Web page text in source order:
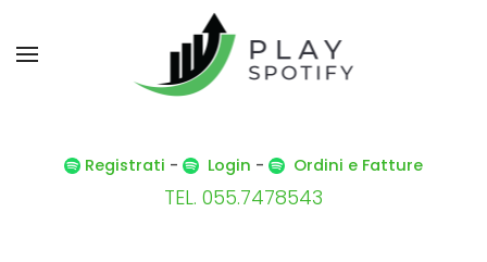
Registrati - Login - Ordini e Fatture
TEL. 055.7478543